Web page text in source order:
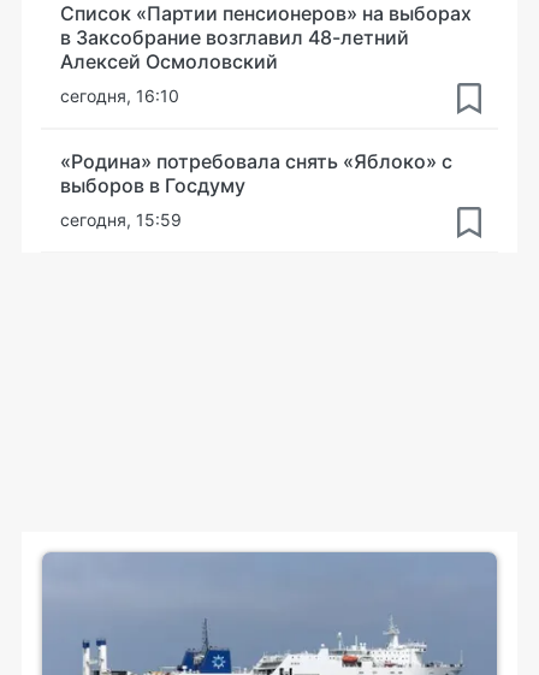
Список «Партии пенсионеров» на выборах
в Заксобрание возглавил 48-летний
Алексей Осмоловский
сегодня, 16:10
«Родина» потребовала снять «Яблоко» с
выборов в Госдуму
сегодня, 15:59